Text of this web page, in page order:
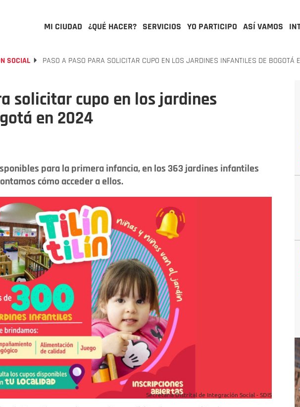
MI CIUDAD ¿QUÉ HACER? SERVICIOS YO PARTICIPO ASÍ VAMOS
SOCIAL PASO A PASO PARA SOLICITAR CUPO EN LOS JARDINES INFANTILES DE BOGOTÁ
solicitar cupo en los jardines
en 2024
para la primera infancia, en los 363 jardines infantiles
cómo acceder a ellos.
Secretaría Distrital de Integración Social - SDIS